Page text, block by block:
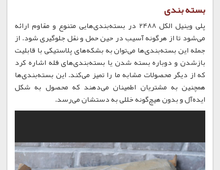
بسته بندی
پلی وینیل الکل 2488 در بسته‌بندی‌هایی متنوع و مقاوم ارائه
می‌شود تا از هرگونه آسیب در حین حمل و نقل جلوگیری شود. از
جمله این بسته‌بندی‌ها می‌توان به بشکه‌های پلاستیکی با قابلیت
بازشدن و دوباره بسته شدن یا بسته‌بندی‌های فله اشاره کرد
که از دیگر محصولات مشابه ما را تمیز می‌کند. این بسته‌بندی‌ها
همچنین به مشتریان اطمینان می‌دهند که محصول به شکل
ایده‌آل و بدون هیچ‌گونه خللی به دستشان می‌رسد.